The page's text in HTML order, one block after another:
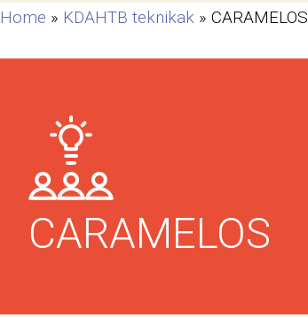
Home » KDAHTB teknikak » CARAMELOS
CARAMELOS